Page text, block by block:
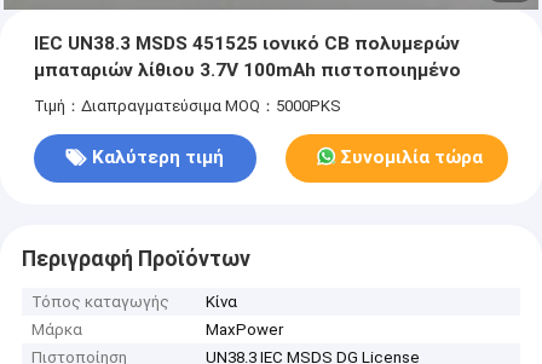
IEC UN38.3 MSDS 451525 ιονικό CB πολυμερών
μπαταριών λίθιου 3.7V 100mAh πιστοποιημένο
Τιμή：Διαπραγματεύσιμα MOQ：5000PKS
Καλύτερη τιμή Συνομιλία τώρα
Περιγραφή Προϊόντων
Τόπος καταγωγής
Κίνα
Μάρκα
MaxPower
Πιστοποίηση
UN38.3 IEC MSDS DG License